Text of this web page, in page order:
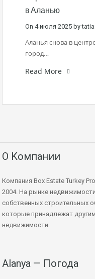
в Аланью
On 4 июля 2025 by
Аланья снова в
город…
Read More
О Kомпании
Компания Box Estate Turkey
2004. На рынке
собственных строительных
которые принадлежат
недвижимости.
Alanya — Погода